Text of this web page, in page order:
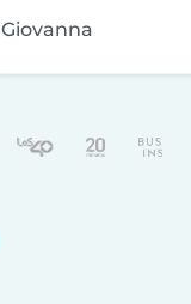
Giovanna